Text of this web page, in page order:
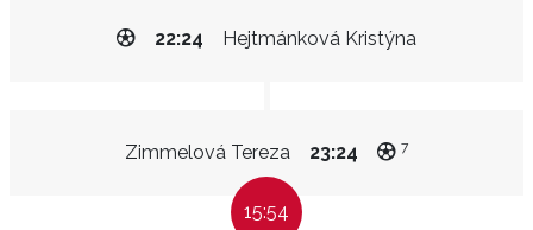
Hejtmánková Kristýna
22:24
Zimmelová Tereza 23:24 7
15:54